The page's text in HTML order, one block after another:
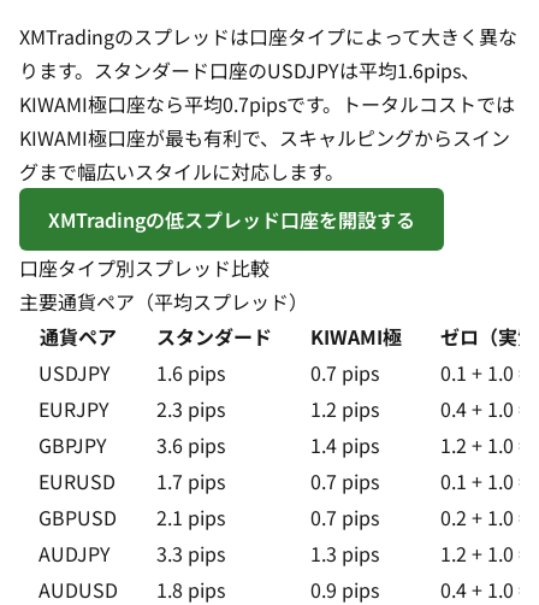
XMTradingのスプレッドは口座タイプによって大きく異な
ります。スタンダード口座のUSDJPYは平均1.6pips、
KIWAMI極口座なら平均0.7pipsです。トータルコストでは
KIWAMI極口座が最も有利で、スキャルピングからスイン
グまで幅広いスタイルに対応します。
XMTradingの低スプレッド口座を開設する
口座タイプ別スプレッド比較
主要通貨ペア（平均スプレッド）
通貨ペア
スタンダード KIWAMI極 ゼロ （実
USDJPY
1.6 pips 0.7 pips
0.1 + 1.0 =
EURJPY
2.3 pips 1.2 pips
0.4 + 1.0 =
GBPJPY
3.6 pips 1.4 pips
1.2 + 1.0 =
EURUSD
1.7 pips 0.7 pips
0.1 + 1.0 =
GBPUSD
2.1 pips 0.7 pips
0.2 + 1.0 =
AUDJPY
3.3 pips 1.3 pips
1.2 + 1.0 =
AUDUSD
1.8 pips 0.9 pips
0.4 + 1.0 =